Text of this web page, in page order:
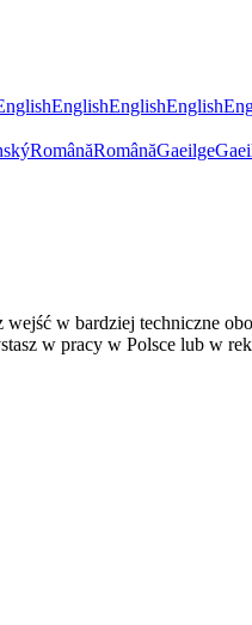
EnglishEnglishEnglish
RomânăRomânăGaeilge
w bardziej techniczne
w pracy w Polsce lub w